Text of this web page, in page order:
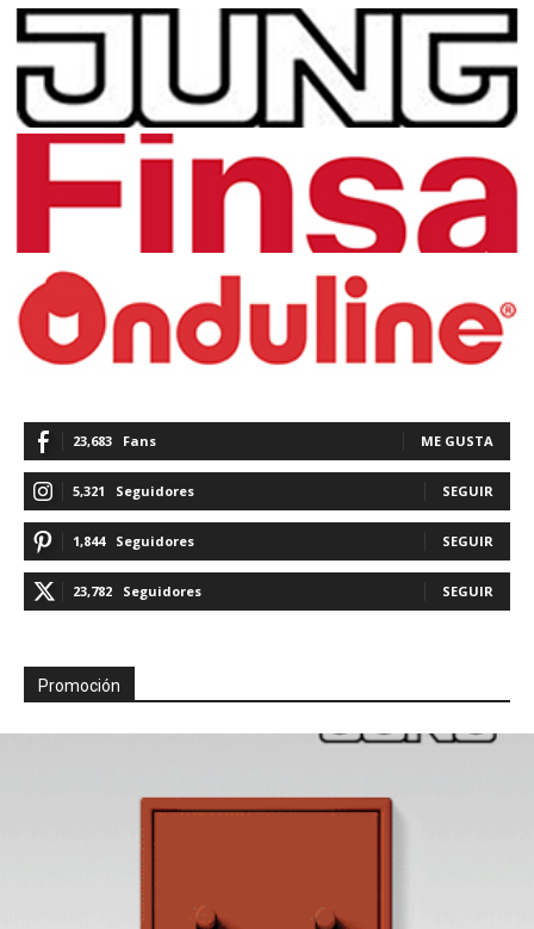
23,683 Fans ME GUSTA
5,321 Seguidores SEGUIR
1,844 Seguidores SEGUIR
23,782 Seguidores SEGUIR
Promoción